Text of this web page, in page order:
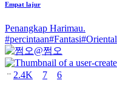
Empat lajur
Penangkap Harimau.
#percintaan#Fantasi#Oriental
@쩜오
2.4K 7 6